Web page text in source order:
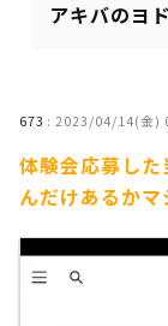
アキバのヨ
673 : 2023/04/14(金)
体験会応募し
んだけあるか